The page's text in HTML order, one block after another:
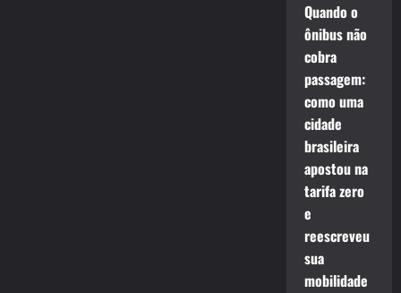
Quando o
ônibus não
cobra
passagem:
como uma
cidade
brasileira
apostou na
tarifa zero
e
reescreveu
sua
mobilidade